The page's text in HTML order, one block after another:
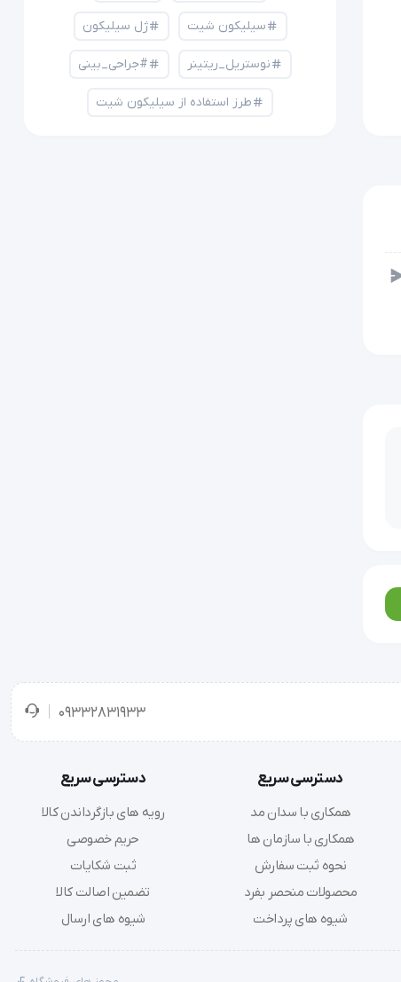
سیلیکون شیت ژل سیلیکون
نوستریل_ریتینر #جراحی_بینی
طرز استفاده از سیلیکون شیت
09332831933
دسترسی سریع
همکاری با سدان مد
همکاری با سازمان ها
نحوه ثبت سفارش
محصولات منحصر بفرد
شیوه های پرداخت
دسترسی سریع
رویه های بازگرداندن کالا
حریم خصوصی
ثبت شکایات
تضمین اصالت کالا
شیوه های ارسال